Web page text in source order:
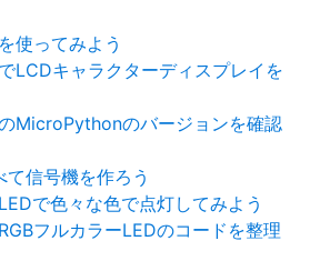
使ってみよう
LCDキャラクターディスプレイを
MicroPythonのバージョンを確認
信号機を作ろう
で色々な色で点灯してみよう
フルカラーLEDのコードを整理